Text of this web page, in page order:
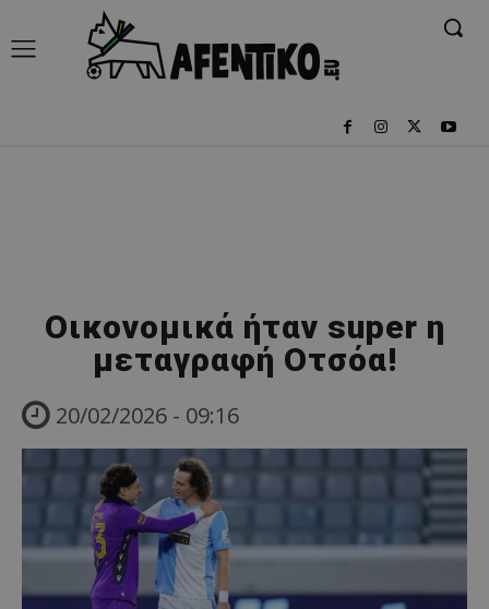
Οικονομικά ήταν super η
μεταγραφή Οτσόα!
20/02/2026 - 09:16